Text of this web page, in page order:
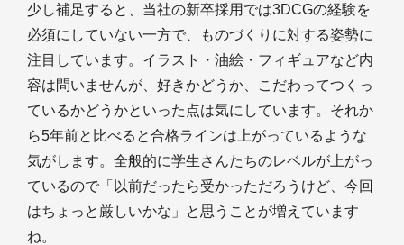
少し補足すると、当社の新卒採用では3DCGの経験を
必須にしていない一方で、ものづくりに対する姿勢に
注目しています。イラスト・油絵・フィギュアなど内
容は問いませんが、好きかどうか、こだわってつくっ
ているかどうかといった点は気にしています。それか
ら5年前と比べると合格ラインは上がっているような
気がします。全般的に学生さんたちのレベルが上がっ
ているので「以前だったら受かっただろうけど、今回
はちょっと厳しいかな」と思うことが増えています
ね。